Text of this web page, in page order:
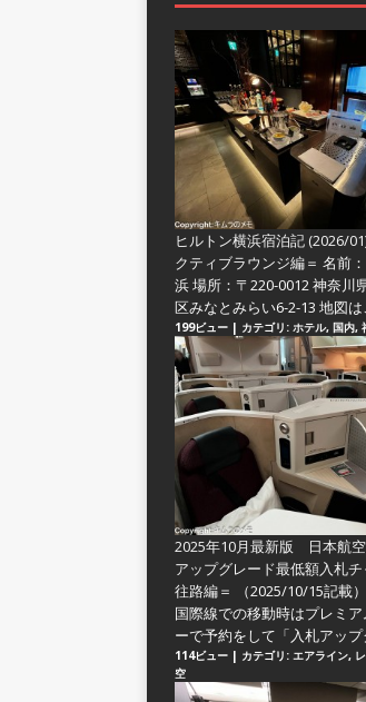
ヒルトン横浜宿泊記 (2026/
クティブラウンジ編＝ 名前
浜 場所：〒220-0012 神奈川
区みなとみらい6-2-13 地図は
199ビュー | カテゴリ: ホテル, 国内,
2025年10月最新版 日本航
アップグレード最低額入札チ
往路編＝
（2025/10/15記載
国際線での移動時はプレミア
ーで予約をして「入札アップ
114ビュー | カテゴリ: エアライン,
空